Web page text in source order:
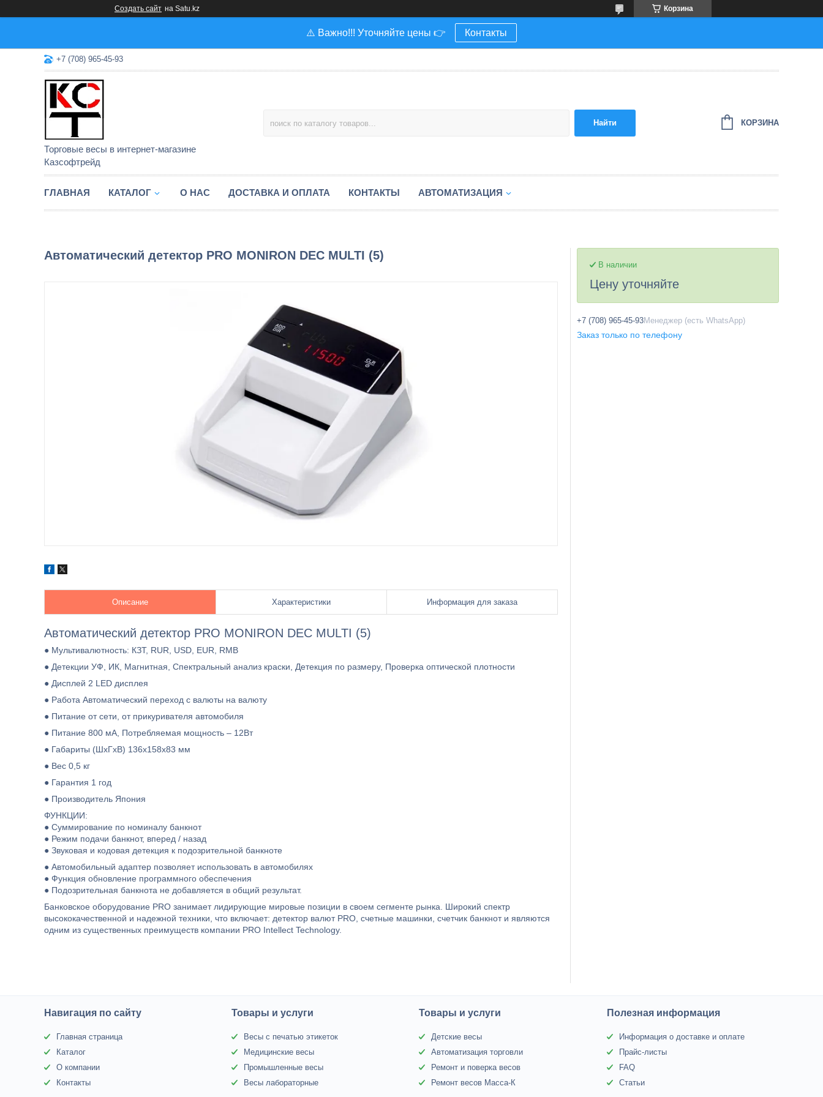
Создать сайт на Satu.kz Корзина
⚠️ Важно!!! Уточняйте цены 👉 Контакты
+7 (708) 965-45-93
Торговые весы в интернет-магазине
Казсофтрейд
Найти КОРЗИНА
ГЛАВНАЯ КАТАЛОГ О НАС ДОСТАВКА И ОПЛАТА КОНТАКТЫ АВТОМАТИЗАЦИЯ
Автоматический детектор PRO MONIRON DEC MULTI (5)
Описание Характеристики Информация для заказа
Автоматический детектор PRO MONIRON DEC MULTI (5)
● Мультивалютность: КЗТ, RUR, USD, EUR, RMB
● Детекции УФ, ИК, Магнитная, Спектральный анализ краски, Детекция по размеру, Проверка оптической плотности
● Дисплей 2 LED дисплея
● Работа Автоматический переход с валюты на валюту
● Питание от сети, от прикуривателя автомобиля
● Питание 800 мА, Потребляемая мощность – 12Вт
● Габариты (ШхГхВ) 136х158х83 мм
● Вес 0,5 кг
● Гарантия 1 год
● Производитель Япония
ФУНКЦИИ:
● Суммирование по номиналу банкнот
● Режим подачи банкнот, вперед / назад
● Звуковая и кодовая детекция к подозрительной банкноте
● Автомобильный адаптер позволяет использовать в автомобилях
● Функция обновление программного обеспечения
● Подозрительная банкнота не добавляется в общий результат.
Банковское оборудование PRO занимает лидирующие мировые позиции в своем сегменте рынка. Широкий спектр
высококачественной и надежной техники, что включает: детектор валют PRO, счетные машинки, счетчик банкнот и являются
одним из существенных преимуществ компании PRO Intellect Technology.
В наличии
Цену уточняйте
+7 (708) 965-45-93Менеджер (есть WhatsApp)
Заказ только по телефону
Навигация по сайту
Главная страница
Каталог
О компании
Контакты
Товары и услуги
Весы с печатью этикеток
Медицинские весы
Промышленные весы
Весы лабораторные
Товары и услуги
Детские весы
Автоматизация торговли
Ремонт и поверка весов
Ремонт весов Масса-К
Полезная информация
Информация о доставке и оплате
Прайс-листы
FAQ
Статьи